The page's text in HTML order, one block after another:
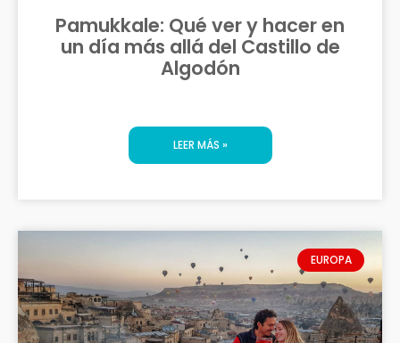
Pamukkale: Qué ver y hacer en
un día más allá del Castillo de
Algodón
LEER MÁS »
EUROPA